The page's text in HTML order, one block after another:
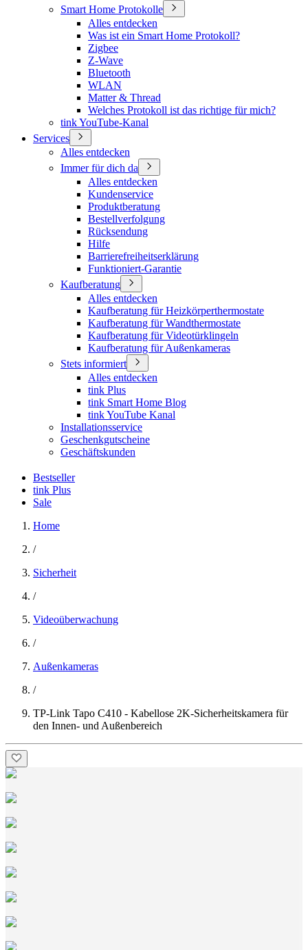
Smart Home Protokolle
Alles entdecken
Was ist ein Smart Home Protokoll?
Zigbee
Z-Wave
Bluetooth
WLAN
Matter & Thread
Welches Protokoll ist das richtige für mich?
tink YouTube-Kanal
Services
Alles entdecken
Immer für dich da
Alles entdecken
Kundenservice
Produktberatung
Bestellverfolgung
Rücksendung
Hilfe
Barrierefreiheitserklärung
Funktioniert-Garantie
Kaufberatung
Alles entdecken
Kaufberatung für Heizkörperthermostate
Kaufberatung für Wandthermostate
Kaufberatung für Videotürklingeln
Kaufberatung für Außenkameras
Stets informiert
Alles entdecken
tink Plus
tink Smart Home Blog
tink YouTube Kanal
Installationsservice
Geschenkgutscheine
Geschäftskunden
Bestseller
tink Plus
Sale
Home
/
Sicherheit
/
Videoüberwachung
/
Außenkameras
/
TP-Link Tapo C410 - Kabellose 2K-Sicherheitskamera für
den Innen- und Außenbereich